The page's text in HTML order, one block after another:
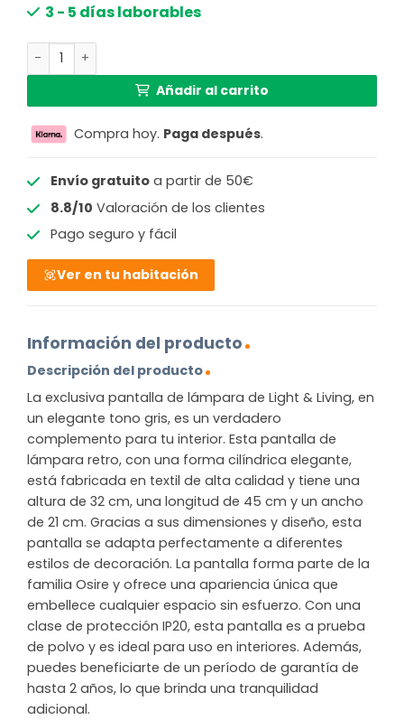
3 - 5 días laborables
Pantalla de lámpara cilíndrica tapizada en beige Light
Añadir al carrito
Compra hoy. Paga después.
Envío gratuitoa partir de 50€
8.8/10 Valoración de los clientes
Pago seguro y fácil
Ver en tu habitación
Información del producto
Descripción del producto
La exclusiva pantalla de lámpara de Light & Living, en
un elegante tono gris, es un verdadero
complemento para tu interior. Esta pantalla de
lámpara retro, con una forma cilíndrica elegante,
está fabricada en textil de alta calidad y tiene una
altura de 32 cm, una longitud de 45 cm y un ancho
de 21 cm. Gracias a sus dimensiones y diseño, esta
pantalla se adapta perfectamente a diferentes
estilos de decoración. La pantalla forma parte de la
familia Osire y ofrece una apariencia única que
embellece cualquier espacio sin esfuerzo. Con una
clase de protección IP20, esta pantalla es a prueba
de polvo y es ideal para uso en interiores. Además,
puedes beneficiarte de un período de garantía de
hasta 2 años, lo que brinda una tranquilidad
adicional.